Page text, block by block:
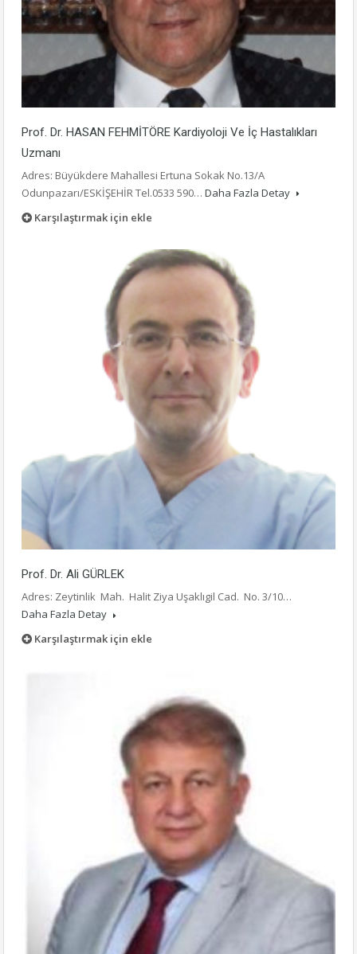
Prof. Dr. HASAN FEHMİTÖRE Kardiyoloji Ve İç Hastalıkları
Uzmanı
Adres: Büyükdere Mahallesi Ertuna Sokak No.13/A
Odunpazarı/ESKİŞEHİR Tel.0533 590… Daha Fazla Detay
Karşılaştırmak için ekle
Prof. Dr. Ali GÜRLEK
Adres: Zeytinlik Mah. Halit Ziya Uşaklıgil Cad. No. 3/10…
Daha Fazla Detay
Karşılaştırmak için ekle